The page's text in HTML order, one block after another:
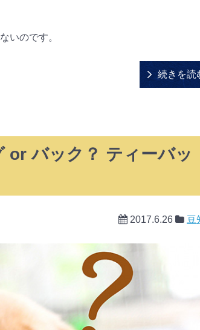
いのです。
続きを読
or バック？ ティーバッ
2017.6.26 豆